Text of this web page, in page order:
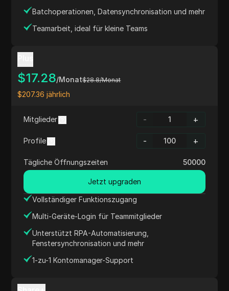
Batchoperationen, Datensynchronisation und mehr
Teamarbeit, ideal für kleine Teams
$28.8/Monat
$17.28/Monat
$207.36 jährlich
Mitglieder - +
Profile - +
Tägliche Öffnungszeiten 50000
Jetzt upgraden
Vollständiger Funktionszugang
Multi-Geräte-Login für Teammitglieder
Unterstützt RPA-Automatisierung,
Fenstersynchronisation und mehr
1-zu-1 Kontomanager-Support